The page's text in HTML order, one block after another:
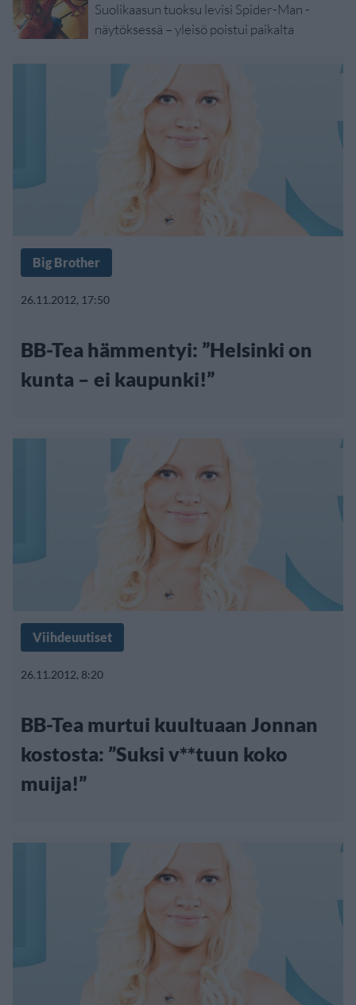
Suolikaasun tuoksu levisi Spider-Man -
näytöksessä – yleisö poistui paikalta
Big Brother
26.11.2012, 17:50
BB-Tea hämmentyi: ”Helsinki on
kunta – ei kaupunki!”
Viihdeuutiset
26.11.2012, 8:20
BB-Tea murtui kuultuaan Jonnan
kostosta: ”Suksi v**tuun koko
muija!”